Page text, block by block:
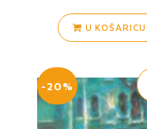
U KOŠARICU
-20%